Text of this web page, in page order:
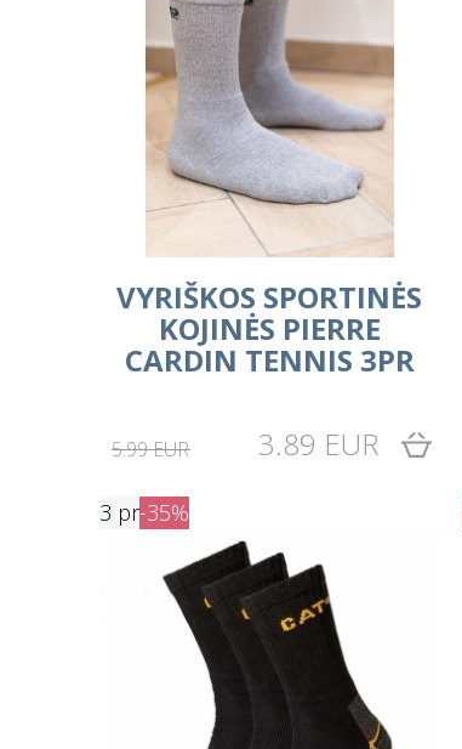
VYRIŠKOS SPORTINĖS
KOJINĖS PIERRE
CARDIN TENNIS 3PR
5.99 EUR 3.89 EUR
3 pr-35%